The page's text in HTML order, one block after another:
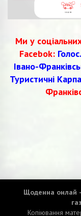
Ми у
Facebok:
Івано-
Туристичні
Щоденна онлай
Копіювання